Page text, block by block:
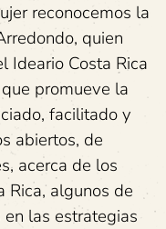
reconocemos la
quien
Ideario Costa Rica
promueve la
facilitado y
abiertos, de
acerca de los
Rica, algunos de
las estrategias